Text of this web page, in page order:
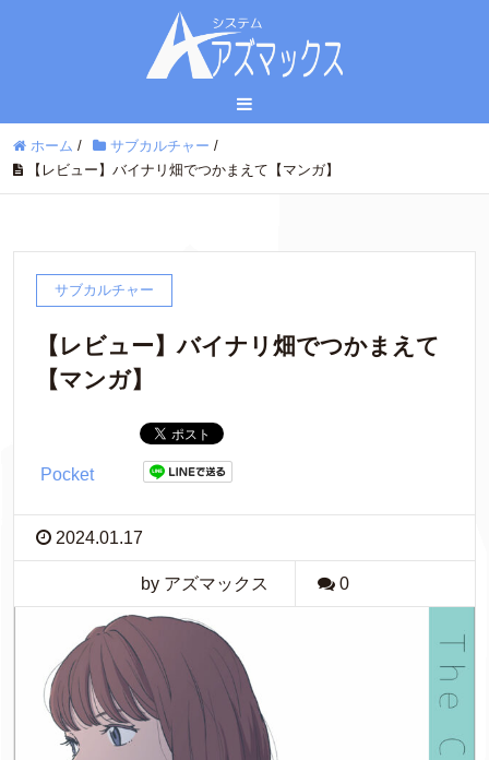
ホーム / サブカルチャー /
【レビュー】バイナリ畑でつかまえて【マンガ】
サブカルチャー
【レビュー】バイナリ畑でつかまえて
【マンガ】
Pocket
2024.01.17
by アズマックス 0